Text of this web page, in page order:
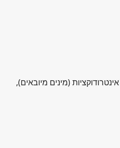
מתוך כלל המלאי, קיימות 59 אינטרודוקציות (מינים מיובאים),